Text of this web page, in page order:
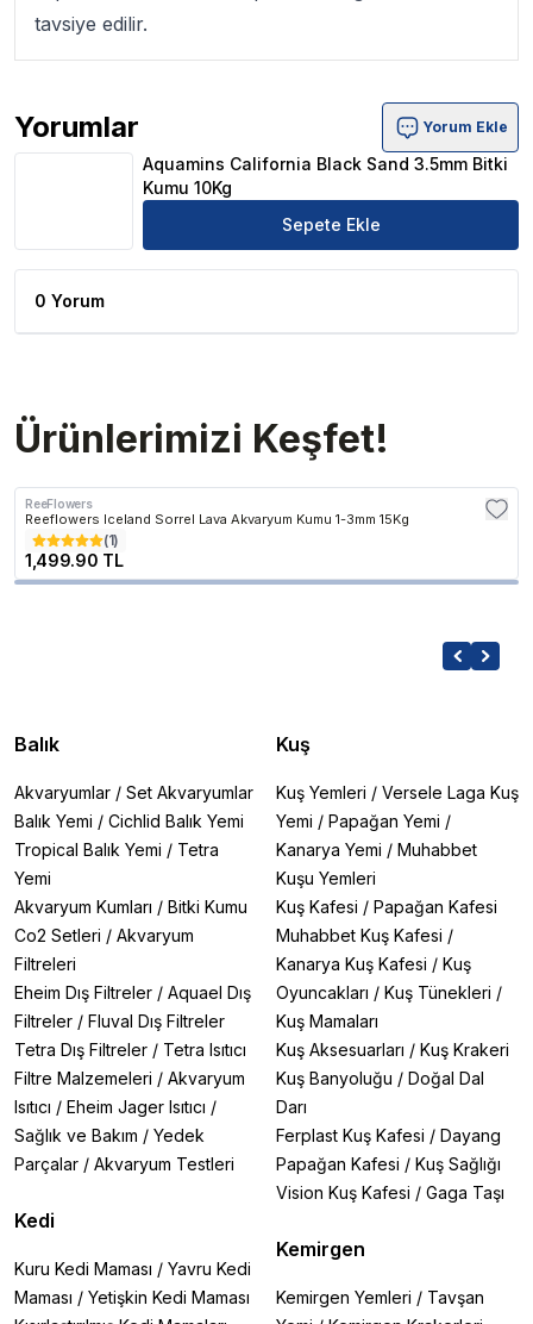
tavsiye edilir.
Yorumlar
Aquamins California Black Sand 3.5mm Bitki Kumu 10Kg
Yorum Ekle
Aquamins California Black Sand 3.5mm Bitki
Kumu 10Kg
Sepete Ekle
0 Yorum
Ürünlerimizi Keşfet!
ReeFlowers
Reeflowers Iceland Sorrel Lava Akvaryum Kumu 1-3mm 15Kg
(1)
1,499.90 TL
Balık
Akvaryumlar / Set Akvaryumlar
Balık Yemi / Cichlid Balık Yemi
Tropical Balık Yemi / Tetra
Yemi
Akvaryum Kumları / Bitki Kumu
Co2 Setleri / Akvaryum
Filtreleri
Eheim Dış Filtreler / Aquael Dış
Filtreler / Fluval Dış Filtreler
Tetra Dış Filtreler / Tetra Isıtıcı
Filtre Malzemeleri / Akvaryum
Isıtıcı / Eheim Jager Isıtıcı /
Sağlık ve Bakım / Yedek
Parçalar / Akvaryum Testleri
Kedi
Kuru Kedi Maması / Yavru Kedi
Maması / Yetişkin Kedi Maması
Kuş
Kuş Yemleri / Versele Laga Kuş
Yemi / Papağan Yemi /
Kanarya Yemi / Muhabbet
Kuşu Yemleri
Kuş Kafesi / Papağan Kafesi
Muhabbet Kuş Kafesi /
Kanarya Kuş Kafesi / Kuş
Oyuncakları / Kuş Tünekleri /
Kuş Mamaları
Kuş Aksesuarları / Kuş Krakeri
Kuş Banyoluğu / Doğal Dal
Darı
Ferplast Kuş Kafesi / Dayang
Papağan Kafesi / Kuş Sağlığı
Vision Kuş Kafesi / Gaga Taşı
Kemirgen
Kemirgen Yemleri / Tavşan